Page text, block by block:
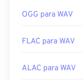
audio-wav
OGG para WAV
FLAC para WAV
ALAC para WAV